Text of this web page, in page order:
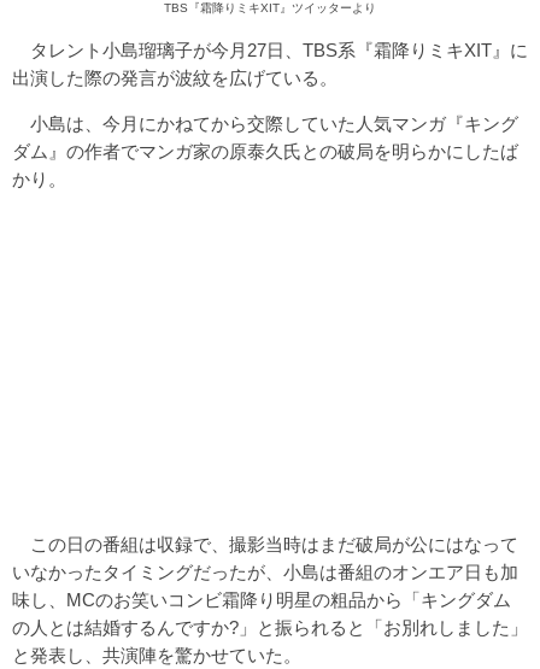
TBS『霜降りミキXIT』ツイッターより
タレント小島瑠璃子が今月27日、TBS系『霜降りミキXIT』に
出演した際の発言が波紋を広げている。
小島は、今月にかねてから交際していた人気マンガ『キング
ダム』の作者でマンガ家の原泰久氏との破局を明らかにしたば
かり。
この日の番組は収録で、撮影当時はまだ破局が公にはなって
いなかったタイミングだったが、小島は番組のオンエア日も加
味し、MCのお笑いコンビ霜降り明星の粗品から「キングダム
の人とは結婚するんですか?」と振られると「お別れしました」
と発表し、共演陣を驚かせていた。